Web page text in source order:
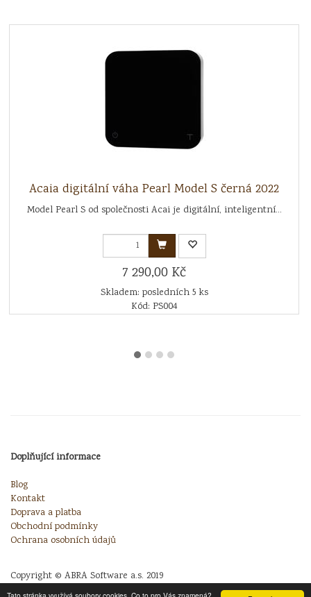
Acaia digitální váha Pearl Model S černá 2022
Model Pearl S od společnosti Acai je digitální, inteligentní...
7 290,00 Kč
Skladem: posledních 5 ks
Kód: PS004
Doplňující informace
Blog
Kontakt
Doprava a platba
Obchodní podmínky
Ochrana osobních údajů
Copyright © ABRA Software a.s. 2019